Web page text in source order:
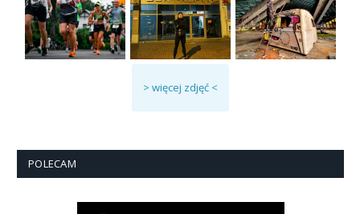
> więcej zdjęć <
POLECAM